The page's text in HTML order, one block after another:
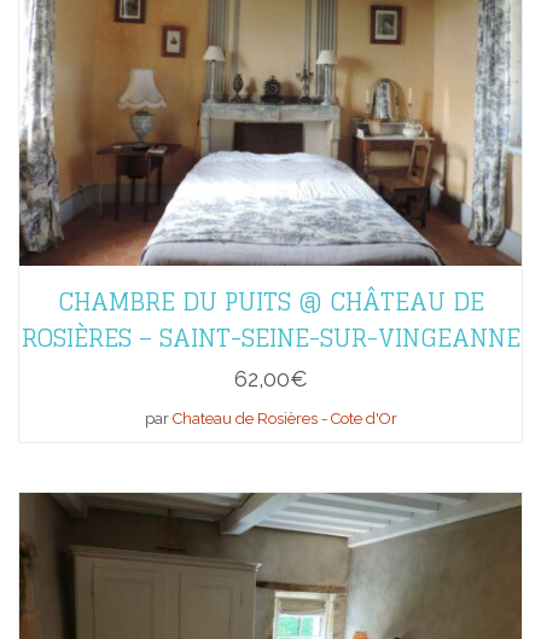
CHAMBRE DU PUITS @ CHÂTEAU DE
ROSIÈRES – SAINT-SEINE-SUR-VINGEANNE
62,00€
par Chateau de Rosières - Cote d'Or